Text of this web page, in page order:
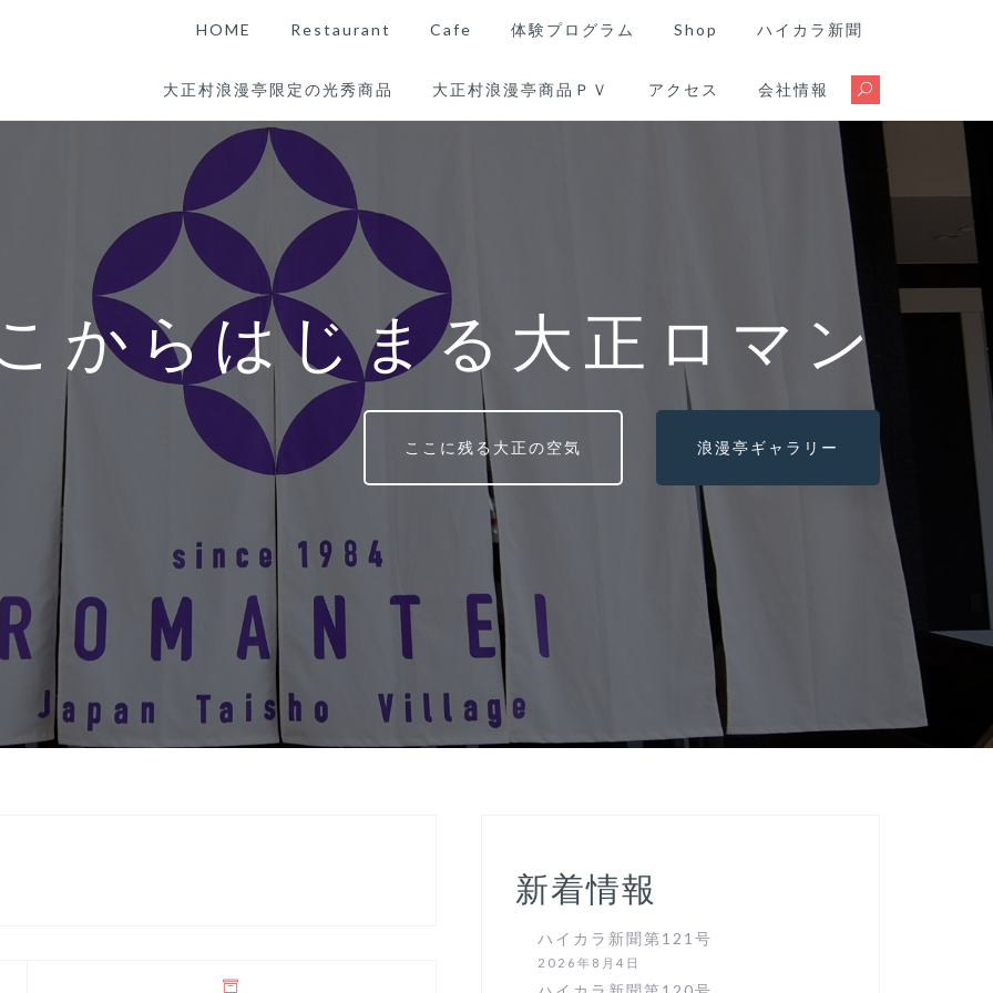
HOME Restaurant Cafe 体験プログラム Shop ハイカラ新聞
大正村浪漫亭限定の光秀商品 大正村浪漫亭商品ＰＶ アクセス 会社情報
からはじまる大正ロマン
ここに残る大正の空気 浪漫亭ギャラリー
新着情報
ハイカラ新聞第121号
2026年8月4日